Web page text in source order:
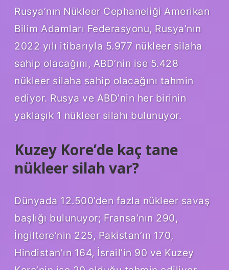
Rusya’nın Nükleer Cephaneliği Amerikan
Bilim Adamları Federasyonu, Rusya’nın
2022 yılı itibarıyla 5.977 nükleer silaha
sahip olacağını, ABD’nin ise 5.428
nükleer silaha sahip olacağını tahmin
ediyor. Rusya ve ABD’nin her birinin
yaklaşık 1 nükleer silahı bulunuyor.
Kuzey Kore’de kaç tane
nükleer silah var?
Dünyada 12.500’den fazla nükleer savaş
başlığı bulunuyor; Fransa’nın 290,
İngiltere’nin 225, Pakistan’ın 170,
Hindistan’ın 164, İsrail’in 90 ve Kuzey